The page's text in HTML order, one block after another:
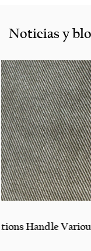
Gap, Tom Tailor,
asistencia de
puede hablar con
sobre sus
Noticias y
Can